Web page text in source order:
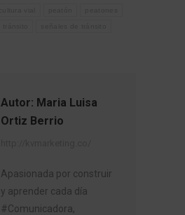
Autor: Maria Luisa
Ortiz Berrio
Apasionada por construir
y aprender cada día
#Comunicadora,